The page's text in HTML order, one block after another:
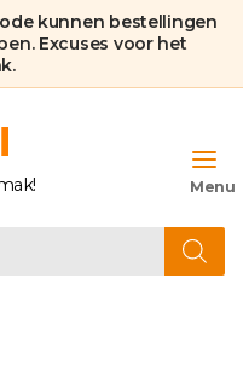
kunnen bestellingen
Excuses voor het